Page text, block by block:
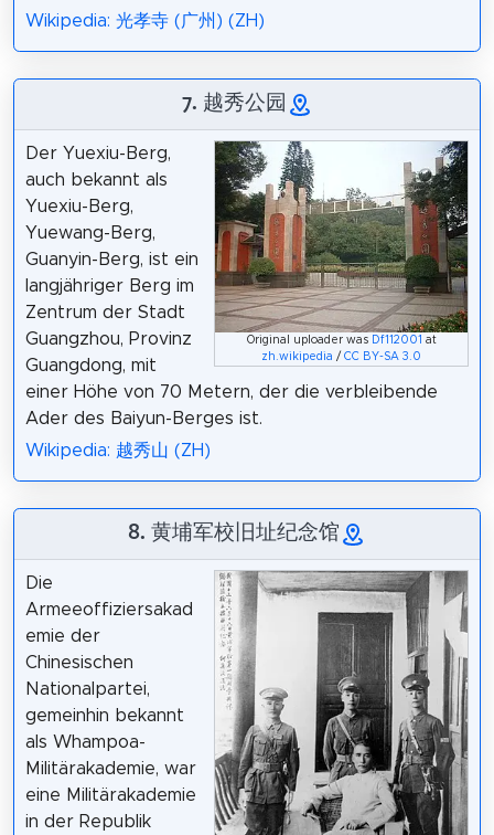
Wikipedia: 光孝寺 (广州) (ZH)
7. 越秀公园
Original uploader was Df112001 at
zh.wikipedia /CC BY-SA 3.0
Der Yuexiu-Berg,
auch bekannt als
Yuexiu-Berg,
Yuewang-Berg,
Guanyin-Berg, ist ein
langjähriger Berg im
Zentrum der Stadt
Guangzhou, Provinz
Guangdong, mit
einer Höhe von 70 Metern, der die verbleibende
Ader des Baiyun-Berges ist.
Wikipedia: 越秀山 (ZH)
8. 黄埔军校旧址纪念馆
Die
Armeeoffiziersakad
emie der
Chinesischen
Nationalpartei,
gemeinhin bekannt
als Whampoa-
Militärakademie, war
eine Militärakademie
in der Republik